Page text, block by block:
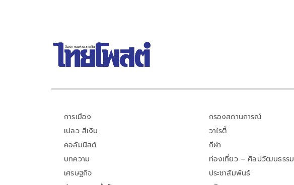
การเมือง
เปลว สีเงิน
คอลัมนิสต์
บทความ
เศรษฐกิจ
กรองสถานการณ์
วาไรตี้
กีฬา
ท่องเที่ยว – ศิลปวัฒนธรรม
ประชาสัมพันธ์